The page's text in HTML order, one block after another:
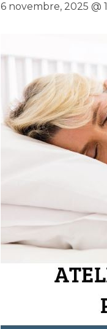
6 novembre, 2025 @